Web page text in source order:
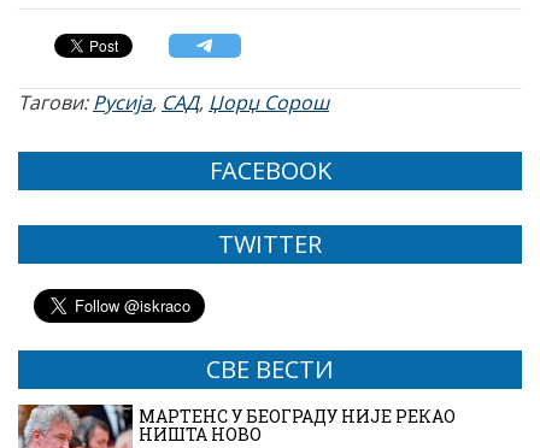
Тагови:Русија, САД, Џорџ Сорош
FACEBOOK
TWITTER
СВЕ ВЕСТИ
МАРТЕНС У БЕОГРАДУ НИЈЕ РЕКАО
НИШТА НОВО